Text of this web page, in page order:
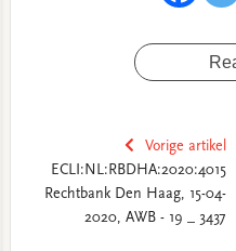
Vorige artikel
ECLI:NL:RBDHA:2020:4015
Rechtbank Den Haag, 15-04-
2020, AWB - 19 _ 3437